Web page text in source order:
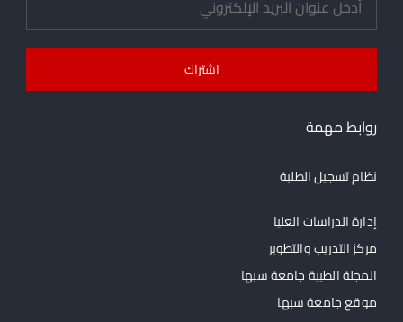
روابط مهمة
نظام تسجيل الطلبة
إدارة الدراسات العليا
مركز التدريب والتطوير
المجلة الطبية جامعة سبها
موقع جامعة سبها